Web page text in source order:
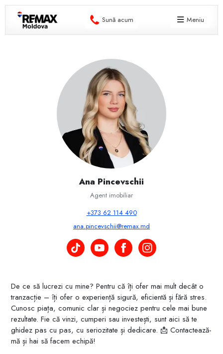
Sună acum Meniu
Ana Pincevschii
Agent imobiliar
+373 62 114 490
ana.pincevschii@remax.md
Ana Pincevschii pe TikTok
Ana Pincevschii pe YouTube
Ana Pincevschii pe Facebook
Ana Pincevschii pe
De ce să lucrezi cu mine? Pentru că îți ofer mai mult decât o
tranzacție – îți ofer o experiență sigură, eficientă și fără stres.
Cunosc piața, comunic clar și negociez pentru cele mai bune
rezultate. Fie că vinzi, cumperi sau investești, sunt aici să te
ghidez pas cu pas, cu seriozitate și dedicare. 📩 Contactează-
mă și hai să facem echipă!